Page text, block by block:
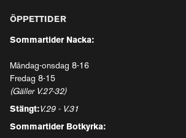
ÖPPETTIDER
Sommartider Nacka:
Måndag-onsdag 8-16
Fredag 8-15
(Gäller V.27-32)
Stängt:V.29 - V.31
Sommartider Botkyrka: